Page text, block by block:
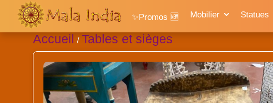
✨Promos 🆕 Mobilier Statues
Accueil / Tables et sièges